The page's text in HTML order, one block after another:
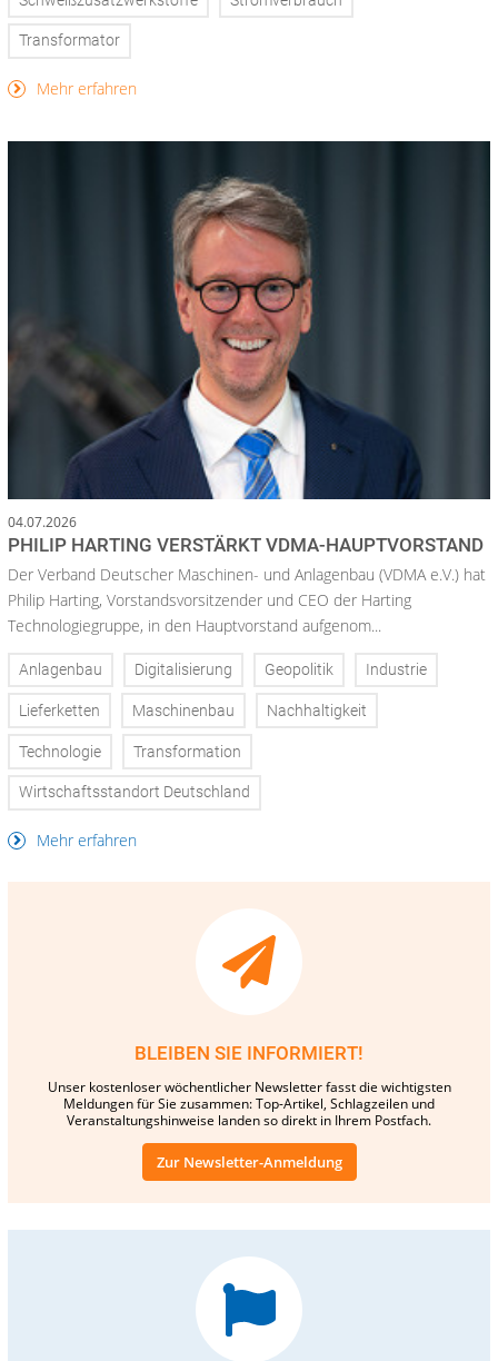
Transformator
Mehr erfahren
04.07.2026
PHILIP HARTING VERSTÄRKT VDMA-HAUPTVORSTAND
Der Verband Deutscher Maschinen- und Anlagenbau (VDMA e.V.) hat
Philip Harting, Vorstandsvorsitzender und CEO der Harting
Technologiegruppe, in den Hauptvorstand aufgenom...
Anlagenbau Digitalisierung Geopolitik Industrie
Lieferketten Maschinenbau Nachhaltigkeit
Technologie Transformation
Wirtschaftsstandort Deutschland
Mehr erfahren
BLEIBEN SIE INFORMIERT!
Unser kostenloser wöchentlicher Newsletter fasst die wichtigsten
Meldungen für Sie zusammen: Top-Artikel, Schlagzeilen und
Veranstaltungshinweise landen so direkt in Ihrem Postfach.
Zur Newsletter-Anmeldung